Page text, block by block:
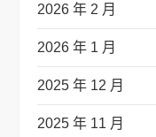
2026 年 2 月
2026 年 1 月
2025 年 12 月
2025 年 11 月